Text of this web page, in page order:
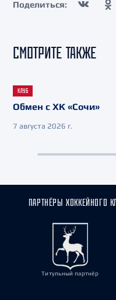
Поделиться:
СМОТРИТЕ ТАКЖЕ
КЛУБ
Обмен с ХК «Сочи»
7 августа 2026 г.
ПАРТНЁРЫ ХОККЕЙНОГО
Титульный партнёр